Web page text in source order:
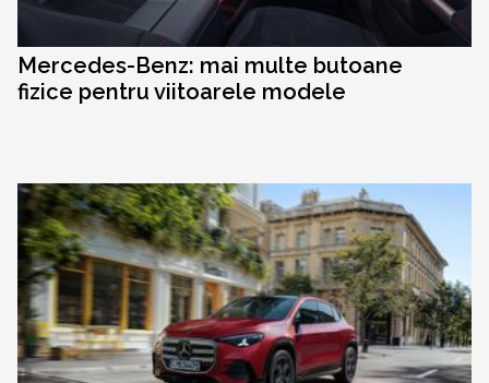
Mercedes-Benz: mai multe butoane
fizice pentru viitoarele modele